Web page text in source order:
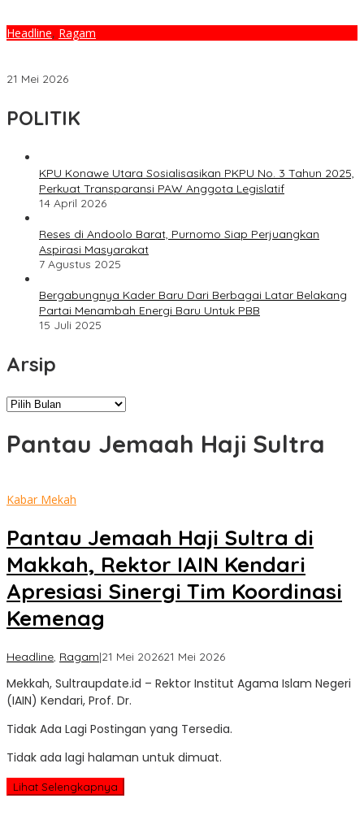
Headline, Ragam
21 Mei 2026
POLITIK
KPU Konawe Utara Sosialisasikan PKPU No. 3 Tahun 2025,
Perkuat Transparansi PAW Anggota Legislatif
14 April 2026
Reses di Andoolo Barat, Purnomo Siap Perjuangkan
Aspirasi Masyarakat
7 Agustus 2025
Bergabungnya Kader Baru Dari Berbagai Latar Belakang
Partai Menambah Energi Baru Untuk PBB
15 Juli 2025
Arsip
Arsip
Pantau Jemaah Haji Sultra
Kabar Mekah
Pantau Jemaah Haji Sultra di
Makkah, Rektor IAIN Kendari
Apresiasi Sinergi Tim Koordinasi
Kemenag
Headline, Ragam|21 Mei 202621 Mei 2026oleh
Update
Mekkah, Sultraupdate.id – Rektor Institut Agama Islam Negeri
(IAIN) Kendari, Prof. Dr.
Tidak Ada Lagi Postingan yang Tersedia.
Tidak ada lagi halaman untuk dimuat.
Lihat Selengkapnya